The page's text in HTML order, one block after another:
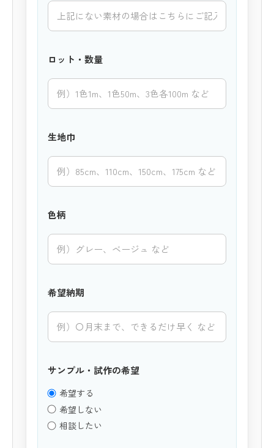
ロット・数量
生地巾
色柄
希望納期
サンプル・試作の希望
希望する
希望しない
相談したい